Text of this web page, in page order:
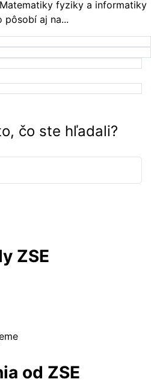
fyziky a informatiky
pôsobí aj na...
čo ste hľadali?
ZSE
od ZSE